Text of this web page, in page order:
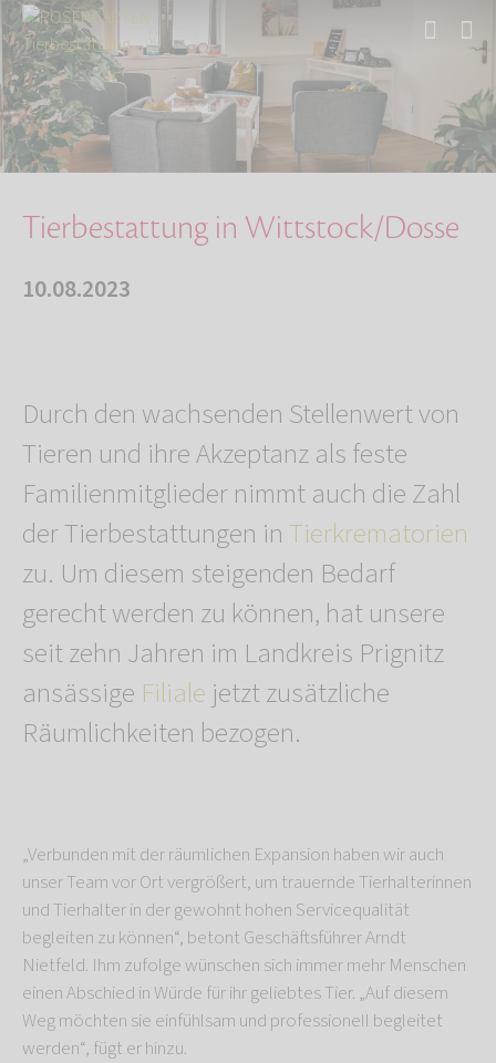
Start Über uns Aktuelles Tierbestattung in Wittstock/Dosse
Tierbestattung in Wittstock/Dosse
10.08.2023
Durch den wachsenden Stellenwert von
Tieren und ihre Akzeptanz als feste
Familienmitglieder nimmt auch die Zahl
der Tierbestattungen in Tierkrematorien
zu. Um diesem steigenden Bedarf
gerecht werden zu können, hat unsere
seit zehn Jahren im Landkreis Prignitz
ansässige Filiale jetzt zusätzliche
Räumlichkeiten bezogen.
„Verbunden mit der räumlichen Expansion haben wir auch
unser Team vor Ort vergrößert, um trauernde Tierhalterinnen
und Tierhalter in der gewohnt hohen Servicequalität
begleiten zu können“, betont Geschäftsführer Arndt
Nietfeld. Ihm zufolge wünschen sich immer mehr Menschen
einen Abschied in Würde für ihr geliebtes Tier. „Auf diesem
Weg möchten sie einfühlsam und professionell begleitet
werden“, fügt er hinzu.